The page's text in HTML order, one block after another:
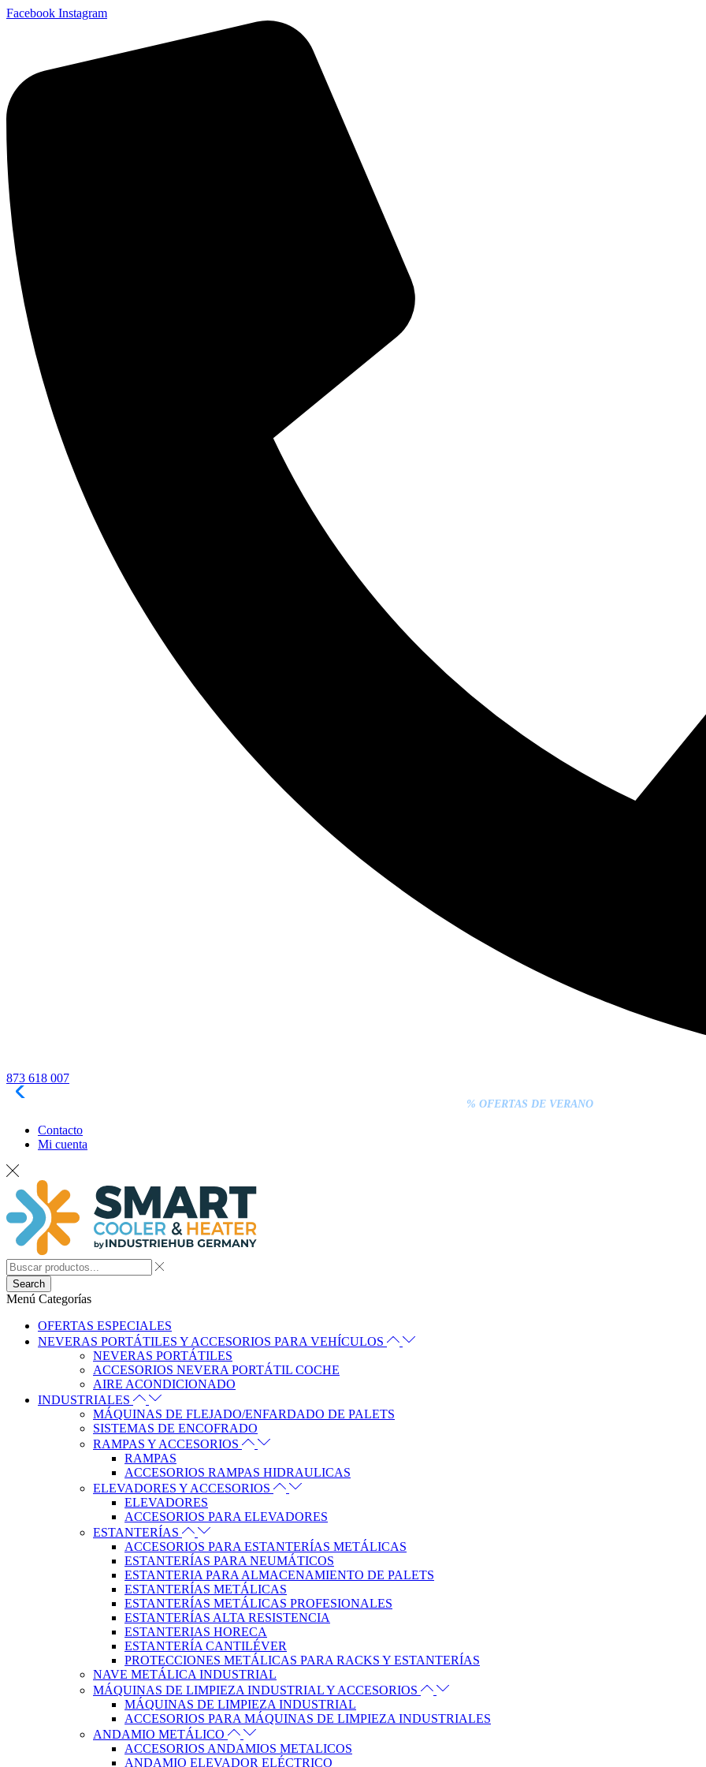
Facebook Instagram
873 618 007
% OFERTAS DE VERANO
Contacto
Mi cuenta
Search
Menú Categorías
OFERTAS ESPECIALES
NEVERAS PORTÁTILES Y ACCESORIOS PARA VEHÍCULOS
NEVERAS PORTÁTILES
ACCESORIOS NEVERA PORTÁTIL COCHE
AIRE ACONDICIONADO
INDUSTRIALES
MÁQUINAS DE FLEJADO/ENFARDADO DE PALETS
SISTEMAS DE ENCOFRADO
RAMPAS Y ACCESORIOS
RAMPAS
ACCESORIOS RAMPAS HIDRAULICAS
ELEVADORES Y ACCESORIOS
ELEVADORES
ACCESORIOS PARA ELEVADORES
ESTANTERÍAS
ACCESORIOS PARA ESTANTERÍAS METÁLICAS
ESTANTERÍAS PARA NEUMÁTICOS
ESTANTERIA PARA ALMACENAMIENTO DE PALETS
ESTANTERÍAS METÁLICAS
ESTANTERÍAS METÁLICAS PROFESIONALES
ESTANTERÍAS ALTA RESISTENCIA
ESTANTERIAS HORECA
ESTANTERÍA CANTILÉVER
PROTECCIONES METÁLICAS PARA RACKS Y ESTANTERÍAS
NAVE METÁLICA INDUSTRIAL
MÁQUINAS DE LIMPIEZA INDUSTRIAL Y ACCESORIOS
MÁQUINAS DE LIMPIEZA INDUSTRIAL
ACCESORIOS PARA MÁQUINAS DE LIMPIEZA INDUSTRIALES
ANDAMIO METÁLICO
ACCESORIOS ANDAMIOS METALICOS
ANDAMIO ELEVADOR ELÉCTRICO